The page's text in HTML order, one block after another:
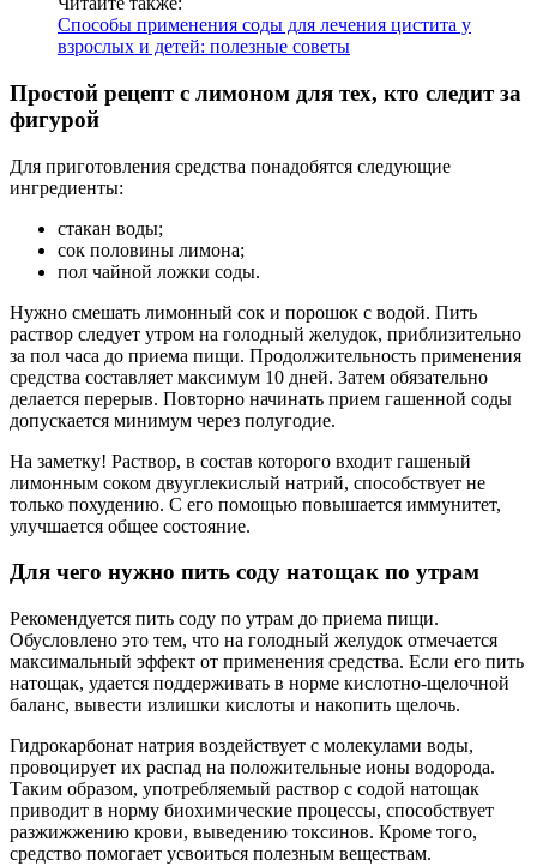
Способы применения соды для лечения цистита у
взрослых и детей: полезные советы
Простой рецепт с лимоном для тех, кто следит за
фигурой
Для приготовления средства понадобятся следующие
ингредиенты:
стакан воды;
сок половины лимона;
пол чайной ложки соды.
Нужно смешать лимонный сок и порошок с водой. Пить
раствор следует утром на голодный желудок, приблизительно
за пол часа до приема пищи. Продолжительность применения
средства составляет максимум 10 дней. Затем обязательно
делается перерыв. Повторно начинать прием гашенной соды
допускается минимум через полугодие.
На заметку! Раствор, в состав которого входит гашеный
лимонным соком двууглекислый натрий, способствует не
только похудению. С его помощью повышается иммунитет,
улучшается общее состояние.
Для чего нужно пить соду натощак по утрам
Рекомендуется пить соду по утрам до приема пищи.
Обусловлено это тем, что на голодный желудок отмечается
максимальный эффект от применения средства. Если его пить
натощак, удается поддерживать в норме кислотно-щелочной
баланс, вывести излишки кислоты и накопить щелочь.
Гидрокарбонат натрия воздействует с молекулами воды,
провоцирует их распад на положительные ионы водорода.
Таким образом, употребляемый раствор с содой натощак
приводит в норму биохимические процессы, способствует
разжижжению крови, выведению токсинов. Кроме того,
средство помогает усвоиться полезным веществам.